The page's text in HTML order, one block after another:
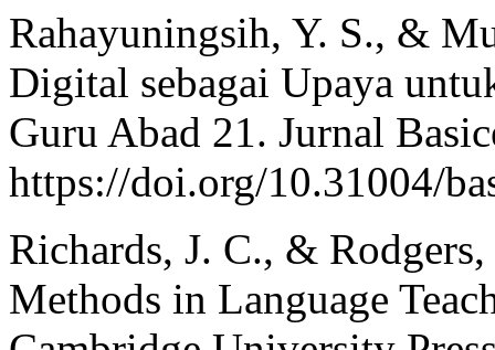
Rahayuningsih, Y. S., &
Digital sebagai Upaya
Guru Abad 21. Jurnal
https://doi.org/10.31004/
Richards, J. C., &
Methods in Language